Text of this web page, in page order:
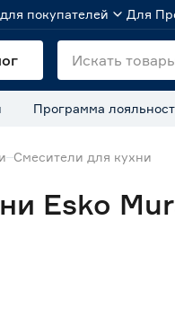
покупателей Для
Программа
Смесители для кухни
Esko